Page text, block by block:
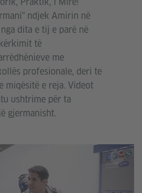
ndjek Amirin në
dita e tij e parë në
të
me
profesionale, deri te
miqësitë e reja. Videot
ushtrime për ta
gjermanisht.